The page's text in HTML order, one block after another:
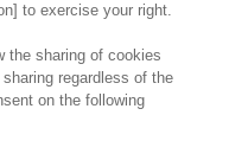
to exercise your right.
the sharing of cookies
regardless of the
on the following